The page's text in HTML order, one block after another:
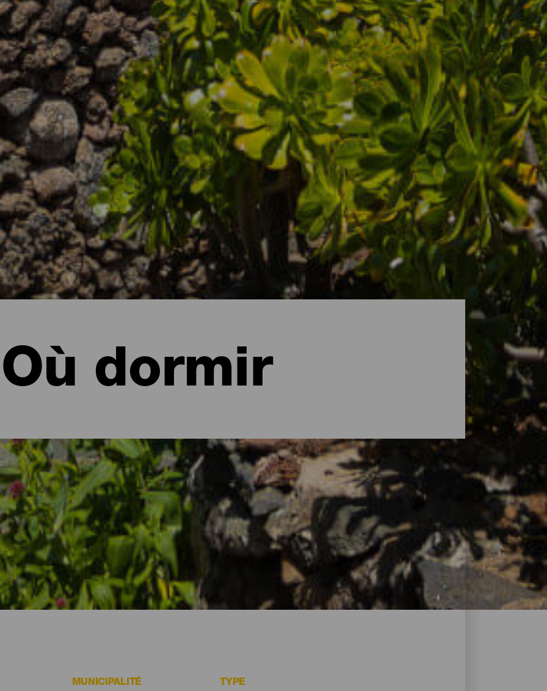
Où dormir
et appartements d'El Hierro
volcanique et la gastronomie de l’île, l’heure est venue de profiter d’un repos réparateur. L’offre
de chaque voyageur à travers des complexes touristiques proposant tout le nécessaire. Des petits
aux appartements vous permettant de vivre à votre façon, en passant par les maisons rurales nichées
un logement fait pour vous à El Hierro.
MUNICIPALITÉ TYPE